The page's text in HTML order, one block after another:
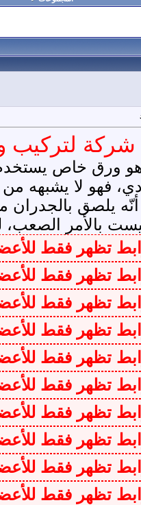
ورق الحائط
ورق خاص يستخدم
فهو لا
يلصق بالجدران
بالأمر الصعب،
تظهر فقط
تظهر فقط
تظهر فقط
تظهر فقط
تظهر فقط
تظهر فقط
تظهر فقط
تظهر فقط
تظهر فقط
تظهر فقط